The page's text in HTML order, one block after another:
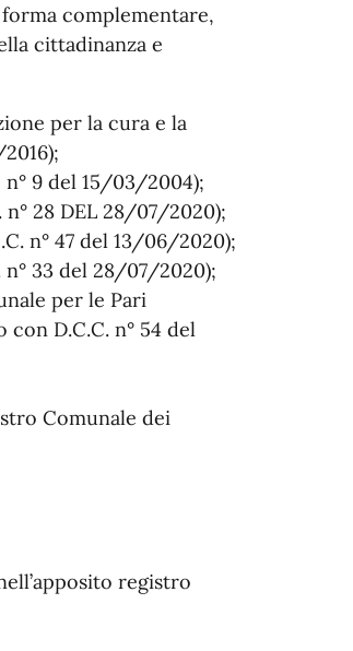
complementare,
cittadinanza e
per la cura e la
9 del 15/03/2004);
28 DEL 28/07/2020);
n° 47 del 13/06/2020);
n° 33 del 28/07/2020);
per le Pari
D.C.C. n° 54 del
Comunale dei
registro